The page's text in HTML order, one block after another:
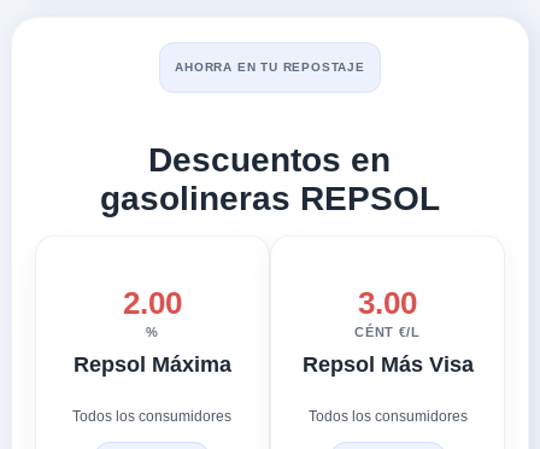
AHORRA EN TU REPOSTAJE
Descuentos en
gasolineras REPSOL
2.00
%
Repsol Máxima
Todos los consumidores
3.00
CÉNT €/L
Repsol Más Visa
Todos los consumidores